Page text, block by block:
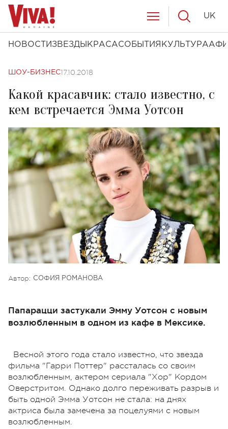
НОВОСТИ ЗВЕЗДЫ КРАСАСОБЫТИЯ КУЛЬТУРА
UK
ШОУ-БИЗНЕС17.10.2018
Какой красавчик: стало известно, с
кем встречается Эмма Уотсон
Автор: СОФИЯ РОМАНОВА
Папарацци застукали Эмму Уотсон с новым
возлюбленным в одном из кафе в Мексике.
Весной этого года стало известно, что звезда
фильма "Гарри Поттер" рассталась со своим
возлюбленным, актером сериала "Хор" Кордом
Оверстритом. Однако долго переживать разрыв и
быть одной Эмма Уотсон не стала: на днях
актриса была замечена за поцелуями с новым
возлюбленным.